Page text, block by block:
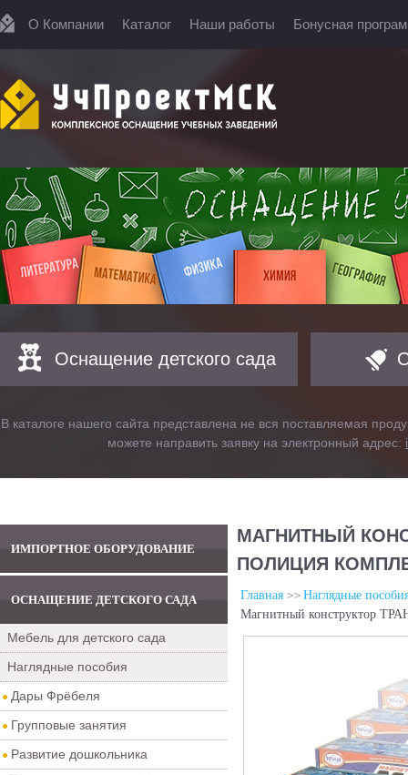
О Компании Каталог Наши работы Бонусная
Оснащение детского сада
В каталоге нашего сайта представлена не вся поставляемая
можете направить заявку на электронный адрес:
ИМПОРТНОЕ ОБОРУДОВАНИЕ
ОСНАЩЕНИЕ ДЕТСКОГО САДА
Мебель для детского сада
Наглядные пособия
Дары Фрёбеля
Групповые занятия
Развитие дошкольника
МАГНИТНЫЙ
ПОЛИЦИЯ
Главная
Наглядные
Магнитный конструктор